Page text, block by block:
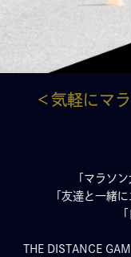
＜気軽にマ
「マラソ
「友達と一緒
THE DISTANCE